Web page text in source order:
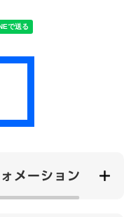
メーション